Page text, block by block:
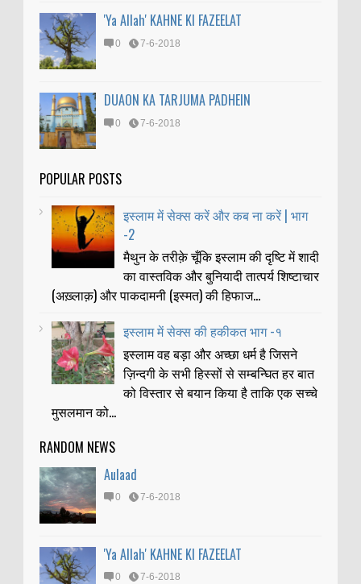
'Ya Allah' KAHNE KI FAZEELAT
0 7-6-2018
DUAON KA TARJUMA PADHEIN
0 7-6-2018
POPULAR POSTS
इस्लाम में सेक्स करें और कब ना करें | भाग
-2
मैथुन के तरीक़े चूँकि इस्लाम की दृष्टि में शादी
का वास्तविक और बुनियादी तात्पर्य शिष्टाचार
(अख़्लाक़) और पाकदामनी (इस्मत) की हिफाज...
इस्लाम में सेक्स की हकीकत भाग -१
इस्लाम वह बड़ा और अच्छा धर्म है जिसने
ज़िन्दगी के सभी हिस्सों से सम्बन्घित हर बात
को विस्तार से बयान किया है ताकि एक सच्चे
मुसलमान को...
RANDOM NEWS
Aulaad
0 7-6-2018
'Ya Allah' KAHNE KI FAZEELAT
0 7-6-2018